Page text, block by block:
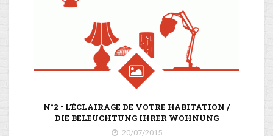
N°2 • L’ÉCLAIRAGE DE VOTRE HABITATION /
DIE BELEUCHTUNG IHRER WOHNUNG
20/07/2015